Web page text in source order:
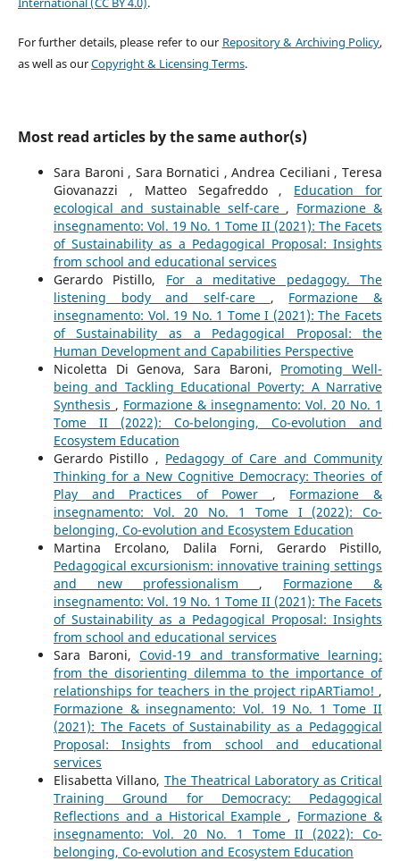
For further details, please refer to our Repository & Archiving Policy,
as well as ourCopyright & Licensing Terms.
Most read articles by the same author(s)
Sara Baroni , Sara Bornatici , Andrea Ceciliani , Teresa
Giovanazzi , Matteo Segafreddo , Education for
ecological and sustainable self-care , Formazione &
insegnamento: Vol. 19 No. 1 Tome II (2021): The Facets
of Sustainability as a Pedagogical Proposal: Insights
from school and educational services
Gerardo Pistillo, For a meditative pedagogy. The
listening body and self-care , Formazione &
insegnamento: Vol. 19 No. 1 Tome I (2021): The Facets
of Sustainability as a Pedagogical Proposal: the
Human Development and Capabilities Perspective
Nicoletta Di Genova, Sara Baroni, Promoting Well-
being and Tackling Educational Poverty: A Narrative
Synthesis , Formazione & insegnamento: Vol. 20 No. 1
Tome II (2022): Co-belonging, Co-evolution and
Ecosystem Education
Gerardo Pistillo , Pedagogy of Care and Community
Thinking for a New Cognitive Democracy: Theories of
Play and Practices of Power , Formazione &
insegnamento: Vol. 20 No. 1 Tome I (2022): Co-
belonging, Co-evolution and Ecosystem Education
Martina Ercolano, Dalila Forni, Gerardo Pistillo,
Pedagogical excursionism: innovative training settings
and new professionalism , Formazione &
insegnamento: Vol. 19 No. 1 Tome II (2021): The Facets
of Sustainability as a Pedagogical Proposal: Insights
from school and educational services
Sara Baroni,Covid-19 and transformative learning:
from the disorienting dilemma to the importance of
relationships for teachers in the project ripARTiamo! ,
Formazione & insegnamento: Vol. 19 No. 1 Tome II
(2021): The Facets of Sustainability as a Pedagogical
Proposal: Insights from school and educational
services
Elisabetta Villano, The Theatrical Laboratory as Critical
Training Ground for Democracy: Pedagogical
Reflections and a Historical Example , Formazione &
insegnamento: Vol. 20 No. 1 Tome II (2022): Co-
belonging, Co-evolution and Ecosystem Education